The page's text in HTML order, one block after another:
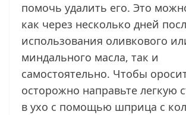
помочь удалить его. Это
как через несколько дней
использования оливкового
миндального масла, так и
самостоятельно. Чтобы
осторожно направьте легкую
в ухо с помощью шприца с